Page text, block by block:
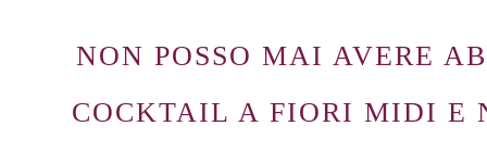
NON POSSO MAI AVERE
COCKTAIL A FIORI MIDI E